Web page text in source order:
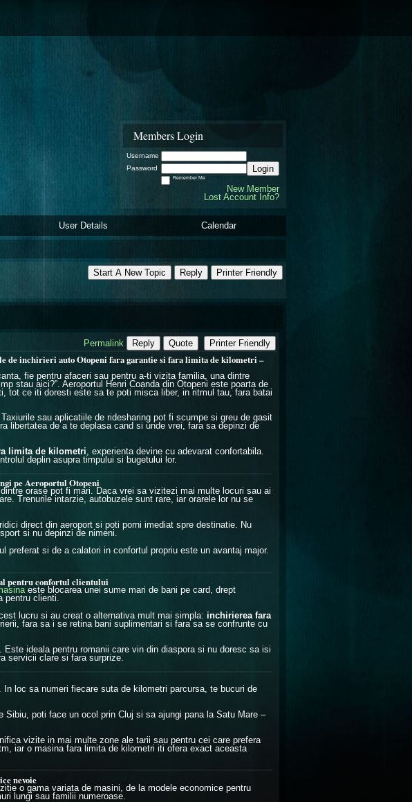
Members Login
Username
Password
Login
Remember Me
New Member
Lost Account Info?
User Details Calendar
Start A New Topic Reply Printer Friendly
Permalink Reply Quote Printer Friendly
de inchirieri auto Otopeni fara garantie si fara limita de kilometri –
fie pentru afaceri sau pentru a-ti vizita familia, una dintre
stau aici?”. Aeroportul Henri Coanda din Otopeni este poarta de
tot ce iti doresti este sa te poti misca liber, in ritmul tau, fara batai
sau aplicatiile de ridesharing pot fi scumpe si greu de gasit
libertatea de a te deplasa cand si unde vrei, fara sa depinzi de
limita de kilometri, experienta devine cu adevarat confortabila.
deplin asupra timpului si bugetului lor.
pe Aeroportul Otopeni
orase pot fi mari. Daca vrei sa vizitezi mai multe locuri sau ai
Trenurile intarzie, autobuzele sunt rare, iar orarele lor nu se
direct din aeroport si poti porni imediat spre destinatie. Nu
si nu depinzi de nimeni.
preferat si de a calatori in confortul propriu este un avantaj major.
pentru confortul clientului
este blocarea unei sume mari de bani pe card, drept
pentru clienti.
lucru si au creat o alternativa mult mai simpla: inchirierea fara
fara sa i se retina bani suplimentari si fara sa se confrunte cu
ideala pentru romanii care vin din diaspora si nu doresc sa isi
servicii clare si fara surprize.
loc sa numeri fiecare suta de kilometri parcursa, te bucuri de
poti face un ocol prin Cluj si sa ajungi pana la Satu Mare –
vizite in mai multe zone ale tarii sau pentru cei care prefera
iar o masina fara limita de kilometri iti ofera exact aceasta
nevoie
o gama variata de masini, de la modele economice pentru
lungi sau familii numeroase.